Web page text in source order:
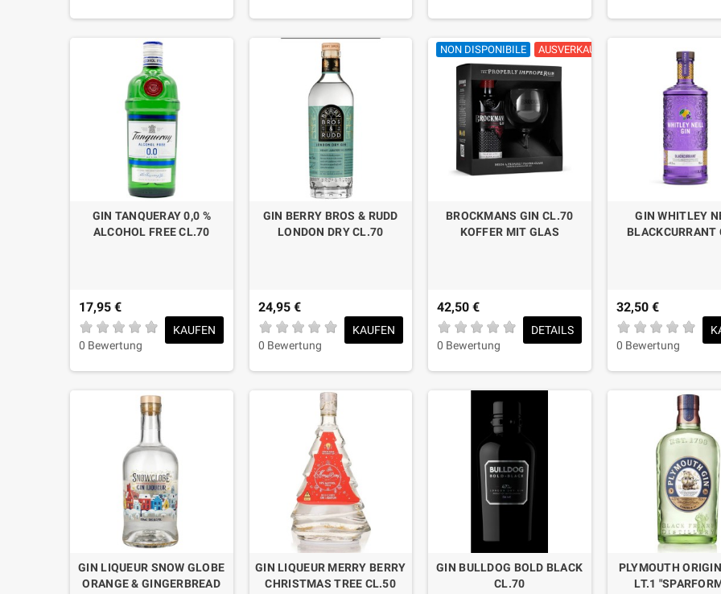
GIN TANQUERAY 0,0 %
ALCOHOL FREE CL.70
17,95 €
0 Bewertung
KAUFEN
GIN BERRY BROS & RUDD
LONDON DRY CL.70
24,95 €
0 Bewertung
KAUFEN
NON DISPONIBILE AUSVERKAUFT
BROCKMANS GIN CL.70
KOFFER MIT GLAS
42,50 €
0 Bewertung
DETAILS
GIN WHITLEY
BLACKCURRANT
32,50 €
0 Bewertung
GIN LIQUEUR SNOW GLOBE
ORANGE & GINGERBREAD
GIN LIQUEUR MERRY BERRY
CHRISTMAS TREE CL.50
GIN BULLDOG BOLD BLACK
CL.70
PLYMOUTH
LT.1